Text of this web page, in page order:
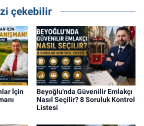
üzerine haber, analiz ve özel
hazırlama konusunda yetkinim.
çekebilir
İçin
Beyoğlu'nda Güvenilir Emlakçı
Nasıl Seçilir? 8 Soruluk Kontrol
Listesi